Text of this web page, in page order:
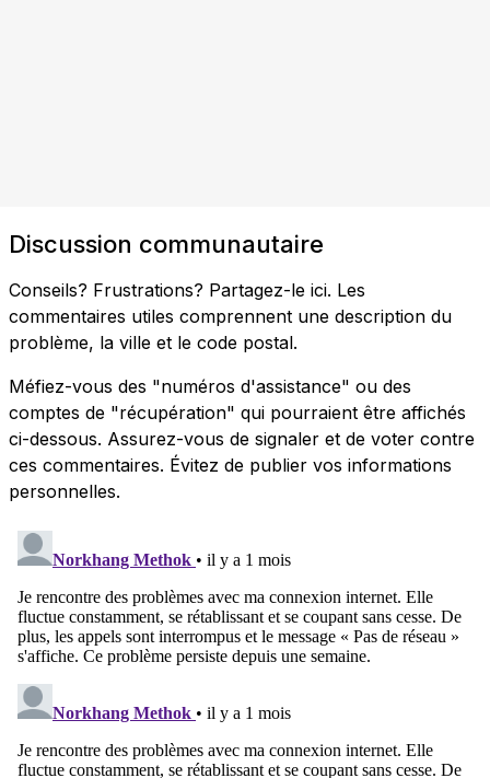
Discussion communautaire
Conseils? Frustrations? Partagez-le ici. Les
commentaires utiles comprennent une description du
problème, la ville et le code postal.
Méfiez-vous des "numéros d'assistance" ou des
comptes de "récupération" qui pourraient être affichés
ci-dessous. Assurez-vous de signaler et de voter contre
ces commentaires. Évitez de publier vos informations
personnelles.